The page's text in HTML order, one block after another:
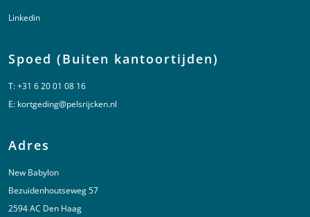
Linkedin
Spoed (Buiten kantoortijden)
T:+31 6 20 01 08 16
E: kortgeding@pelsrijcken.nl
Adres
New Babylon
Bezuidenhoutseweg 57
2594 AC Den Haag